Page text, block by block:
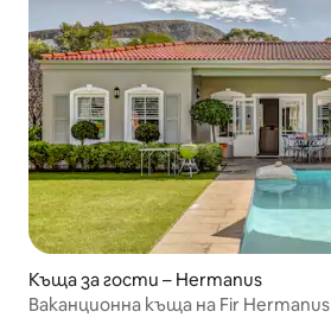
Къща за гости – Hermanus
Ваканционна къща на Fir Hermanus